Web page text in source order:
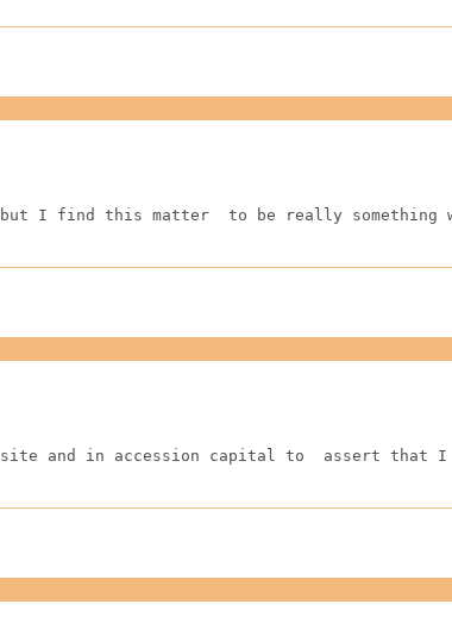
but I find this matter  to be really
site and in accession capital to  assert